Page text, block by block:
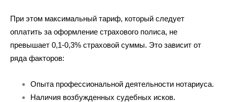
При этом максимальный тариф, который следует
оплатить за оформление страхового полиса, не
превышает 0,1-0,3% страховой суммы. Это зависит от
ряда факторов:
Опыта профессиональной деятельности нотариуса.
Наличия возбужденных судебных исков.